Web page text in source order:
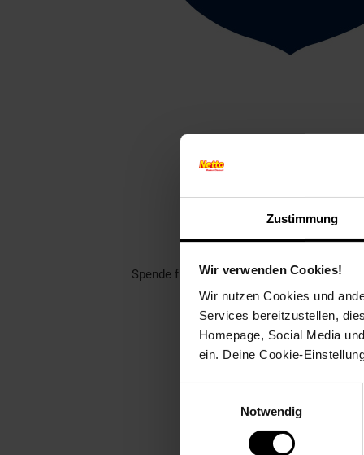
Zustimmung
Wir verwenden Cookies!
Wir nutzen Cookies und
Services bereitzustellen,
Homepage, Social Media
ein. Deine Cookie-
Notwendig
Finde
Unterstütze
Spende für einen Verein in deiner Region,